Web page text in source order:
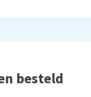
besteld